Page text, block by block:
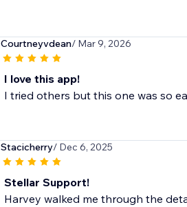
Courtneyvdean/ Mar 9, 2026
I love this app!
I tried others but this one was so
Stacicherry/ Dec 6, 2025
Stellar Support!
Harvey walked me through the